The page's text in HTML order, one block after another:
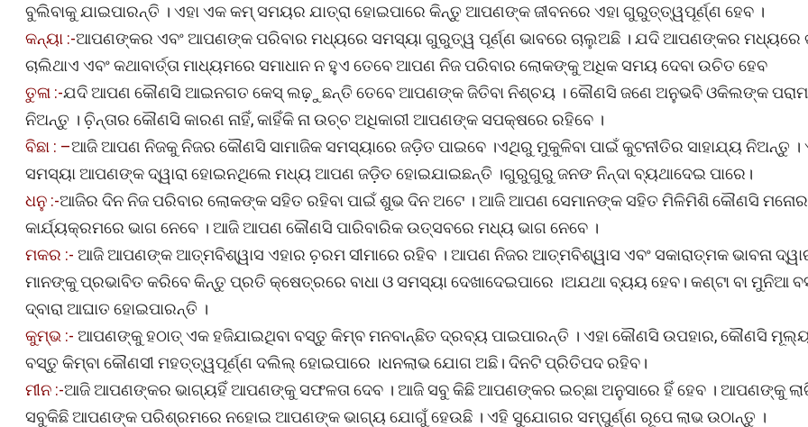
ବୁଲିବାକୁ ଯାଇପାରନ୍ତି । ଏହା ଏକ କମ୍ ସମୟର ଯାତ୍ରା ହୋଇପାରେ କିନ୍ତୁ ଆପଣଙ୍କ ଜୀବନରେ ଏହା ଗୁରୁତ୍ତ୍ୱପୂର୍ଣ୍ଣ ହେବ ।
କନ୍ୟା :-ଆପଣଙ୍କର ଏବଂ ଆପଣଙ୍କ ପରିବାର ମଧ୍ୟରେ ସମସ୍ୟା ଗୁରୁତ୍ୱ ପୂର୍ଣ୍ଣ ଭାବରେ ଚାଲୁଅଛି । ଯଦି ଆପଣଙ୍କର ମଧ୍ୟରେ
ଚାଲିଥାଏ ଏବଂ କଥାବାର୍ତ୍ତା ମାଧ୍ୟମରେ ସମାଧାନ ନ ହୁଏ ତେବେ ଆପଣ ନିଜ ପରିବାର ଲୋକଙ୍କୁ ଅଧିକ ସମୟ ଦେବା ଉଚିତ ହେବ
ତୁଳା :-ଯଦି ଆପଣ କୌଣସି ଆଇନଗତ କେସ୍ ଲଢ଼ୁଛନ୍ତି ତେବେ ଆପଣଙ୍କ ଜିତିବା ନିଶ୍ଚୟ । କୌଣସି ଜଣେ ଅନୁଭବି ଓକିଲଙ୍କ
ନିଅନ୍ତୁ । ଚ଼ିନ୍ତାର କୌଣସି କାରଣ ନାହିଁ, କାହିଁକି ନା ଉଚ୍ଚ ଅଧିକାରୀ ଆପଣଙ୍କ ସପକ୍ଷରେ ରହିବେ ।
ବିଛା : –ଆଜି ଆପଣ ନିଜକୁ ନିଜର କୌଣସି ସାମାଜିକ ସମସ୍ୟାରେ ଜଡ଼ିତ ପାଇବେ ।ଏଥିରୁ ମୁକୁଳିବା ପାଇଁ କୁଟନୀତିର ସାହାଯ୍ୟ ନିଅନ୍ତୁ ।
ସମସ୍ୟା ଆପଣଙ୍କ ଦ୍ୱାରା ହୋଇନଥିଲେ ମଧ୍ୟ ଆପଣ ଜଡ଼ିତ ହୋଇଯାଇଛନ୍ତି ।ଗୁରୁଗୁରୁ ଜନଙ ନିନ୍ଦା ବ୍ୟଥାଦେଇ ପାରେ।
ଧନୁ :-ଆଜିର ଦିନ ନିଜ ପରିବାର ଲୋକଙ୍କ ସହିତ ରହିବା ପାଇଁ ଶୁଭ ଦିନ ଅଟେ । ଆଜି ଆପଣ ସେମାନଙ୍କ ସହିତ ମିଳିମିଶି କୌଣସି
କାର୍ଯ୍ୟକ୍ରମରେ ଭାଗ ନେବେ । ଆଜି ଆପଣ କୌଣସି ପାରିବାରିକ ଉତ୍ସବରେ ମଧ୍ୟ ଭାଗ ନେବେ ।
ମକର :- ଆଜି ଆପଣଙ୍କ ଆତ୍ମବିଶ୍ୱାସ ଏହାର ଚ଼ରମ ସୀମାରେ ରହିବ । ଆପଣ ନିଜର ଆତ୍ମବିଶ୍ୱାସ ଏବଂ ସକାରାତ୍ମକ ଭାବନା
ମାନଙ୍କୁ ପ୍ରଭାବିତ କରିବେ କିନ୍ତୁ ପ୍ରତି କ୍ଷେତ୍ରରେ ବାଧା ଓ ସମସ୍ୟା ଦେଖାଦେଇପାରେ ।ଅଯଥା ବ୍ୟୟ ହେବ। କଣ୍ଟା ବା ମୁନିଆ
ଦ୍ବାରା ଆଘାତ ହୋଇପାରନ୍ତି ।
କୁମ୍ଭ :- ଆପଣଙ୍କୁ ହଠାତ୍ ଏକ ହଜିଯାଇଥିବା ବସ୍ତୁ କିମ୍ବ ମନବାନ୍ଛିତ ଦ୍ରବ୍ୟ ପାଇପାରନ୍ତି । ଏହା କୌଣସି ଉପହାର, କୌଣସି
ବସ୍ତୁ କିମ୍ବା କୌଣସୀ ମହତ୍ତ୍ୱପୂର୍ଣ୍ଣ ଦଲିଲ୍ ହୋଇପାରେ ।ଧନଲାଭ ଯୋଗ ଅଛି। ଦିନଟି ପ୍ରିତିପଦ ରହିବ।
ମୀନ :-ଆଜି ଆପଣଙ୍କର ଭାଗ୍ୟହିଁ ଆପଣଙ୍କୁ ସଫଳତା ଦେବ । ଆଜି ସବୁ କିଛି ଆପଣଙ୍କର ଇଚ୍ଛା ଅନୁସାରେ ହିଁ ହେବ । ଆପଣଙ୍କୁ
ସବୁକିଛି ଆପଣଙ୍କ ପରିଶ୍ରମରେ ନହୋଇ ଆପଣଙ୍କ ଭାଗ୍ୟ ଯୋଗୁଁ ହେଉଛି । ଏହି ସୁଯୋଗର ସମ୍ପୁର୍ଣ୍ଣ ରୂପେ ଲାଭ ଉଠାନ୍ତୁ ।